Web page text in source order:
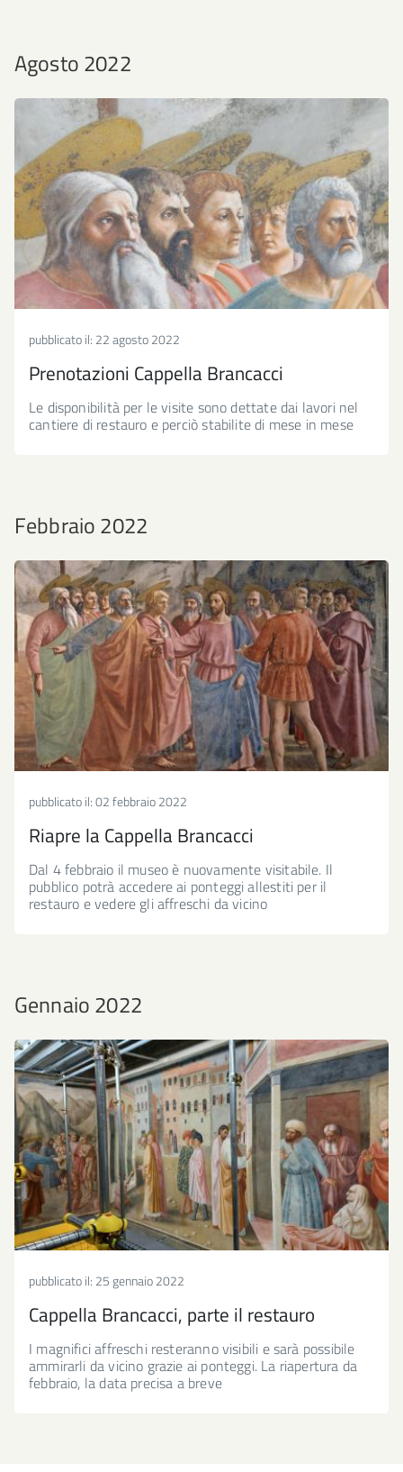
Agosto 2022
pubblicato il: 22 agosto 2022
Prenotazioni Cappella Brancacci
Le disponibilità per le visite sono dettate dai lavori nel
cantiere di restauro e perciò stabilite di mese in mese
Febbraio 2022
pubblicato il:02 febbraio 2022
Riapre la Cappella Brancacci
Dal 4 febbraio il museo è nuovamente visitabile. Il
pubblico potrà accedere ai ponteggi allestiti per il
restauro e vedere gli affreschi da vicino
Gennaio 2022
pubblicato il: 25 gennaio 2022
Cappella Brancacci, parte il restauro
I magnifici affreschi resteranno visibili e sarà possibile
ammirarli da vicino grazie ai ponteggi. La riapertura da
febbraio, la data precisa a breve